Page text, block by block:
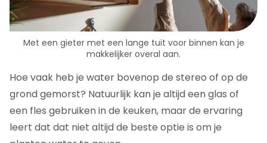
Met een gieter met een lange tuit voor binnen kan je
makkelijker overal aan.
Hoe vaak heb je water bovenop de stereo of op de
grond gemorst? Natuurlijk kan je altijd een glas of
een fles gebruiken in de keuken, maar de ervaring
leert dat dat niet altijd de beste optie is om je